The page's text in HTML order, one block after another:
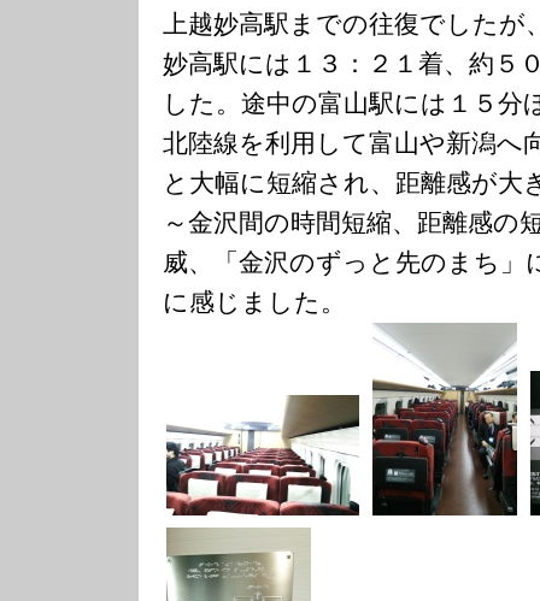
上越妙高駅までの往復でしたが
妙高駅には１３：２１着、約５
した。途中の富山駅には１５分
北陸線を利用して富山や新潟へ
と大幅に短縮され、距離感が大
～金沢間の時間短縮、距離感の
威、「金沢のずっと先のまち」
に感じました。